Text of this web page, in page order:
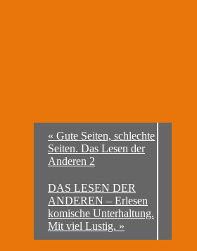
« Gute Seiten, schlechte
Seiten. Das Lesen der
Anderen 2
DAS LESEN DER
ANDEREN – Erlesen
komische Unterhaltung.
Mit viel Lustig. »